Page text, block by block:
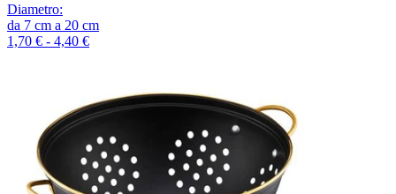
Diametro:
da 7 cm a 20 cm
1,70 € - 4,40 €